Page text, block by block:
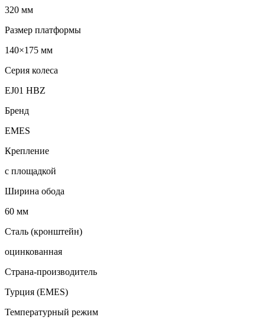
320 мм
Размер платформы
140×175 мм
Серия колеса
EJ01 HBZ
Бренд
EMES
Крепление
с площадкой
Ширина обода
60 мм
Сталь (кронштейн)
оцинкованная
Страна-производитель
Турция (EMES)
Температурный режим